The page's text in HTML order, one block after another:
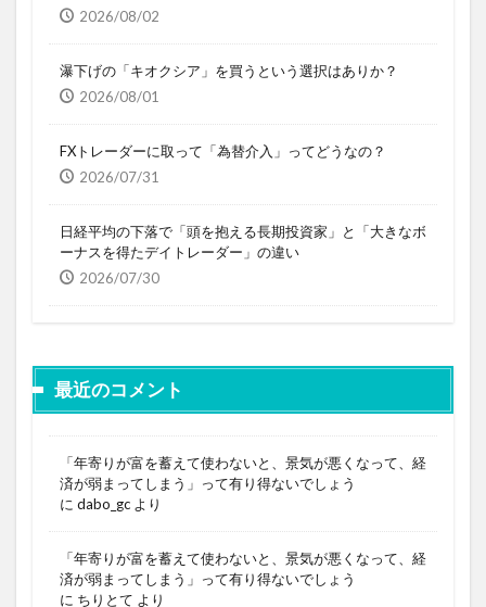
2026/08/02
瀑下げの「キオクシア」を買うという選択はありか？
2026/08/01
FXトレーダーに取って「為替介入」ってどうなの？
2026/07/31
日経平均の下落で「頭を抱える長期投資家」と「大きなボ
ーナスを得たデイトレーダー」の違い
2026/07/30
最近のコメント
「年寄りが富を蓄えて使わないと、景気が悪くなって、経
済が弱まってしまう」って有り得ないでしょう
に dabo_gc より
「年寄りが富を蓄えて使わないと、景気が悪くなって、経
済が弱まってしまう」って有り得ないでしょう
に ちりとて より